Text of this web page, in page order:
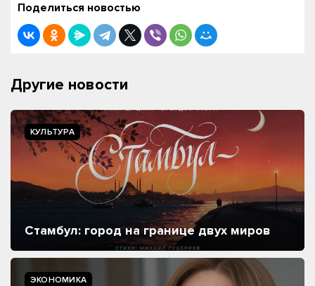
Поделиться новостью
Другие новости
КУЛЬТУРА
Стамбул: город на границе двух миров
ЭКОНОМИКА